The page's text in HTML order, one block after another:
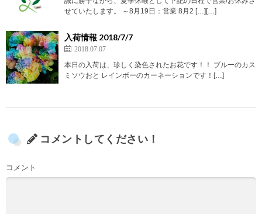
せていたします。 ～8月19日：営業 8月2 […][…]
入荷情報 2018/7/7
2018.07.07
本日の入荷は、珍しく染色されたお花です！！ ブルーのカス
ミソウおと レインボーのカーネーションです！[…]
コメントしてください！
コメント